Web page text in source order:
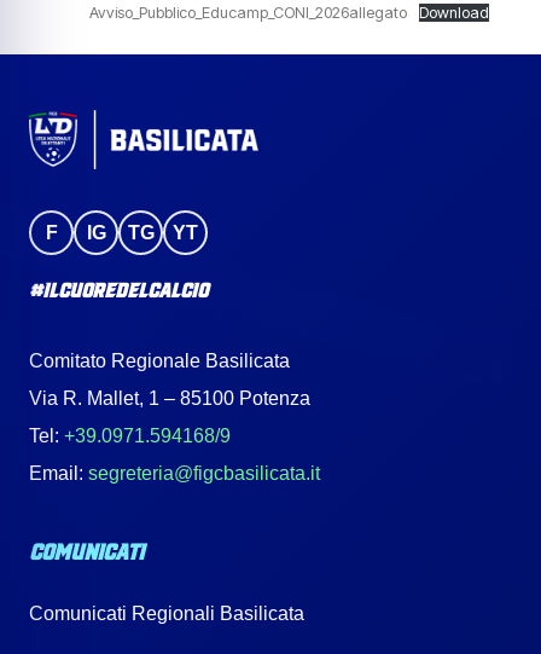
Avviso_Pubblico_Educamp_CONI_2026allegato
Download
F IG TG YT
#IlCuoreDelCalcio
Comitato Regionale Basilicata
Via R. Mallet, 1 – 85100 Potenza
Tel: +39.0971.594168/9
Email: segreteria@figcbasilicata.it
COMUNICATI
Comunicati Regionali Basilicata